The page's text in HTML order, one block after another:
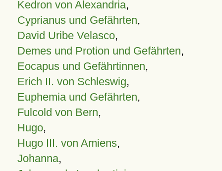
Kedron von Alexandria,
Cyprianus und Gefährten,
David Uribe Velasco,
Demes und Protion und Gefährten,
Eocapus und Gefährtinnen,
Erich II. von Schleswig,
Euphemia und Gefährten,
Fulcold von Bern,
Hugo,
Hugo III. von Amiens,
Johanna,